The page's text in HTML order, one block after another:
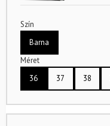
Szín
Barna
Méret
36
37 38